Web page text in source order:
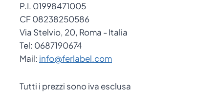
P.I. 01998471005
CF 08238250586
Via Stelvio, 20, Roma - Italia
Tel: 0687190674
Mail: info@ferlabel.com
Tutti i prezzi sono iva esclusa